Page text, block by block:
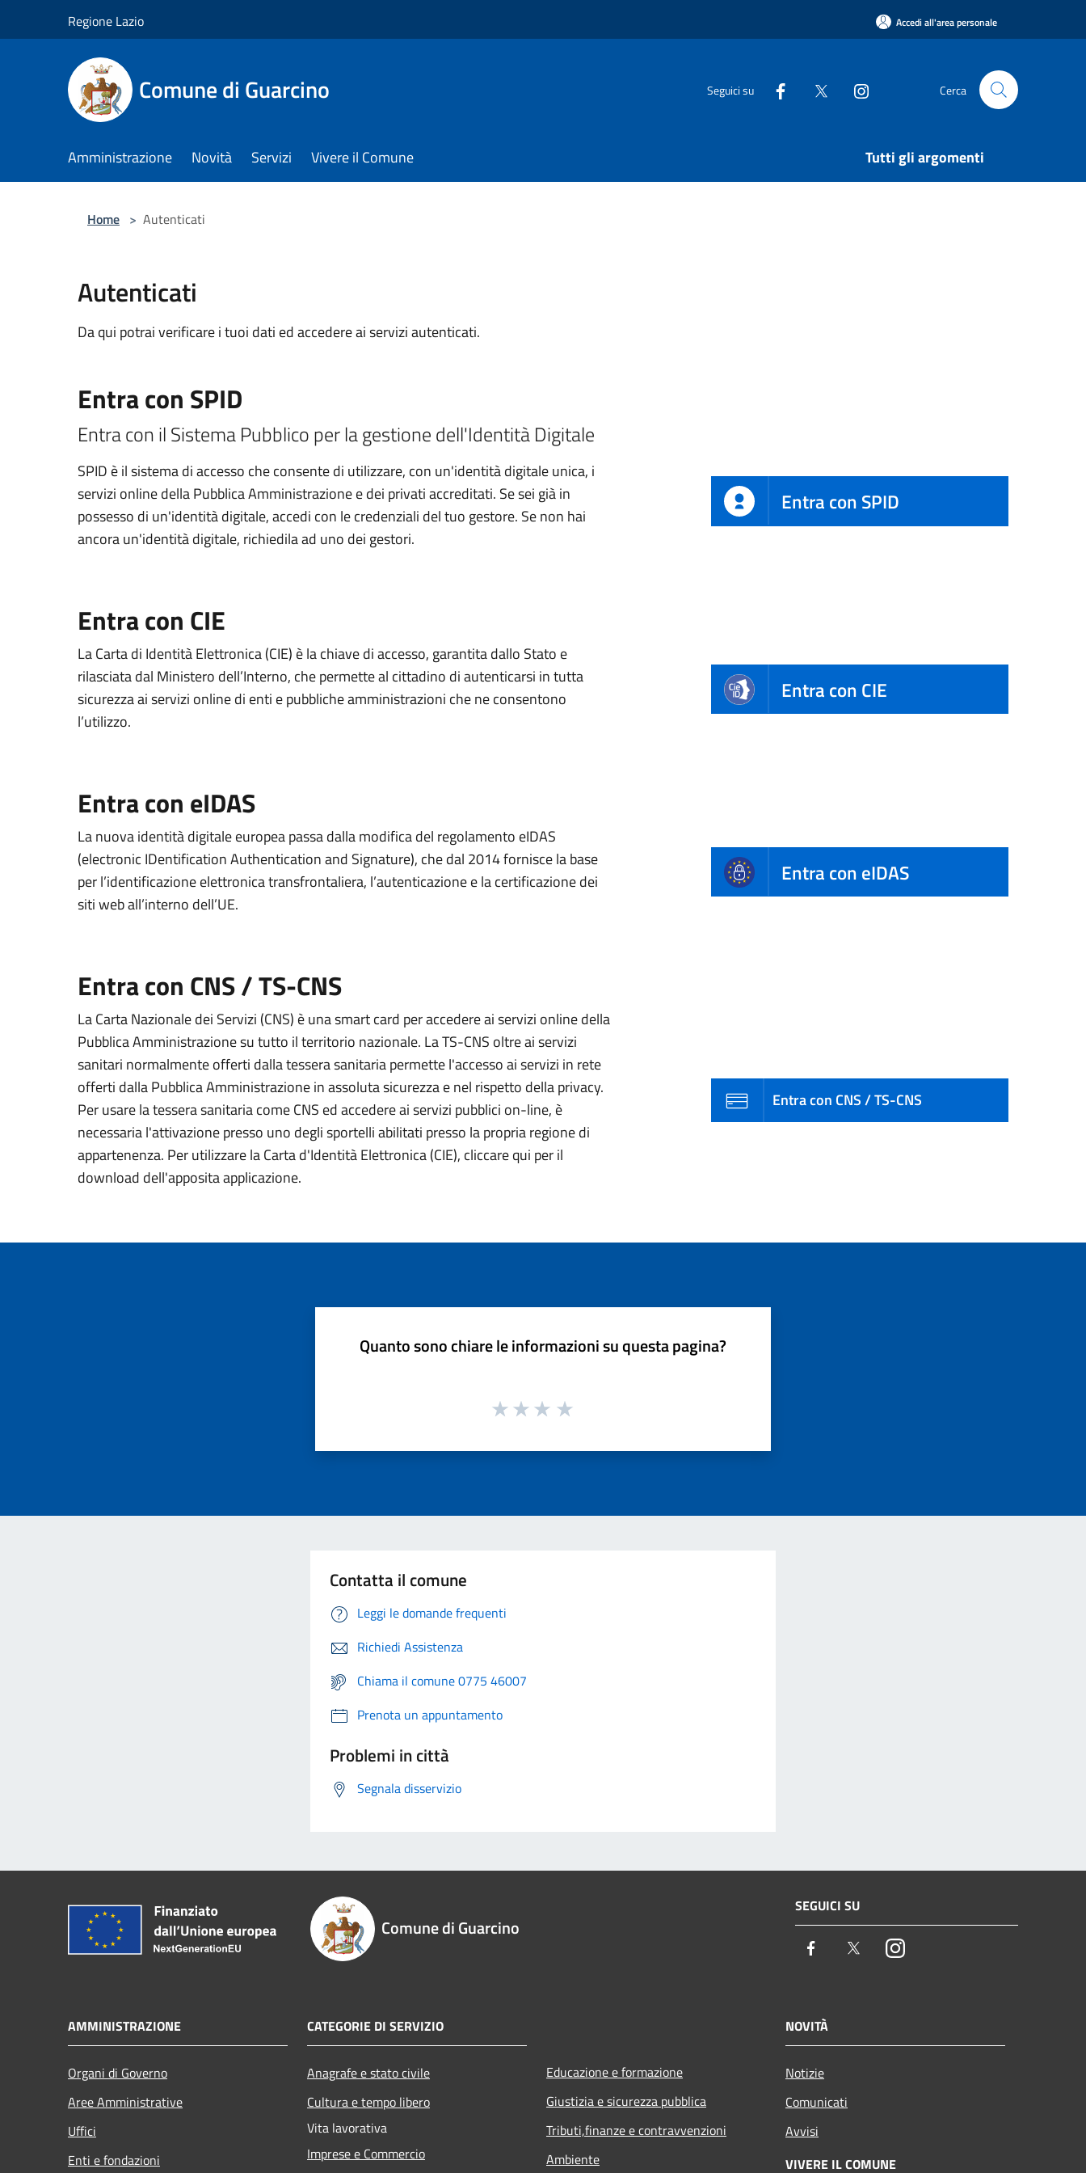
Regione Lazio Accedi all'area personale
Comune di Guarcino Seguici su Cerca
Amministrazione Novità Servizi Vivere il Comune Tutti gli argomenti
Home > Autenticati
Autenticati
Da qui potrai verificare i tuoi dati ed accedere ai servizi autenticati.
Entra con SPID
Entra con il Sistema Pubblico per la gestione dell'Identità Digitale
SPID è il sistema di accesso che consente di utilizzare, con un'identità digitale unica, i
servizi online della Pubblica Amministrazione e dei privati accreditati. Se sei già in
possesso di un'identità digitale, accedi con le credenziali del tuo gestore. Se non hai
ancora un'identità digitale, richiedila ad uno dei gestori.
Entra con SPID
Entra con CIE
La Carta di Identità Elettronica (CIE) è la chiave di accesso, garantita dallo Stato e
rilasciata dal Ministero dell’Interno, che permette al cittadino di autenticarsi in tutta
sicurezza ai servizi online di enti e pubbliche amministrazioni che ne consentono
l’utilizzo.
Entra con CIE
Entra con eIDAS
La nuova identità digitale europea passa dalla modifica del regolamento eIDAS
(electronic IDentification Authentication and Signature), che dal 2014 fornisce la base
per l’identificazione elettronica transfrontaliera, l’autenticazione e la certificazione dei
siti web all’interno dell’UE.
Entra con eIDAS
Entra con CNS / TS-CNS
La Carta Nazionale dei Servizi (CNS) è una smart card per accedere ai servizi online della
Pubblica Amministrazione su tutto il territorio nazionale. La TS-CNS oltre ai servizi
sanitari normalmente offerti dalla tessera sanitaria permette l'accesso ai servizi in rete
offerti dalla Pubblica Amministrazione in assoluta sicurezza e nel rispetto della privacy.
Per usare la tessera sanitaria come CNS ed accedere ai servizi pubblici on-line, è
necessaria l'attivazione presso uno degli sportelli abilitati presso la propria regione di
appartenenza. Per utilizzare la Carta d'Identità Elettronica (CIE), cliccare qui per il
download dell'apposita applicazione.
Entra con CNS / TS-CNS
Quanto sono chiare le informazioni su questa pagina?
Contatta il comune
Leggi le domande frequenti
Richiedi Assistenza
Chiama il comune 0775 46007
Prenota un appuntamento
Problemi in città
Segnala disservizio
Comune di Guarcino
SEGUICI SU
Facebook TwitterInstagram
AMMINISTRAZIONE
Organi di Governo
Aree Amministrative
Uffici
Enti e fondazioni
CATEGORIE DI SERVIZIO
Anagrafe e stato civile
Cultura e tempo libero
Vita lavorativa
Imprese e Commercio
Educazione e formazione
Giustizia e sicurezza pubblica
Tributi,finanze e contravvenzioni
Ambiente
NOVITÀ
Notizie
Comunicati
Avvisi
VIVERE IL COMUNE